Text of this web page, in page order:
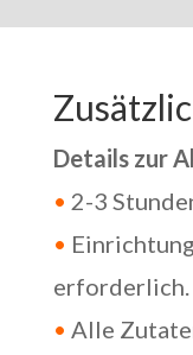
Details zur
• 2-3
•
erforderlich.
• Alle